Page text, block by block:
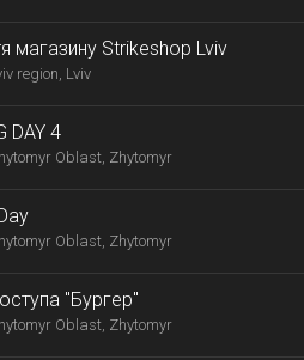
магазину Strikeshop Lviv
region, Lviv
DAY 4
Oblast, Zhytomyr
Oblast, Zhytomyr
"Бургер"
Oblast, Zhytomyr